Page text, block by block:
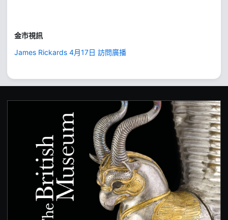
金市視訊
James Rickards 4月17日 訪問廣播